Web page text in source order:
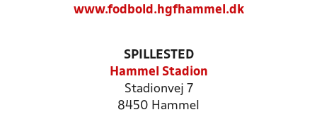
www.fodbold.hgfhammel.dk
SPILLESTED
Hammel Stadion
Stadionvej 7
8450 Hammel